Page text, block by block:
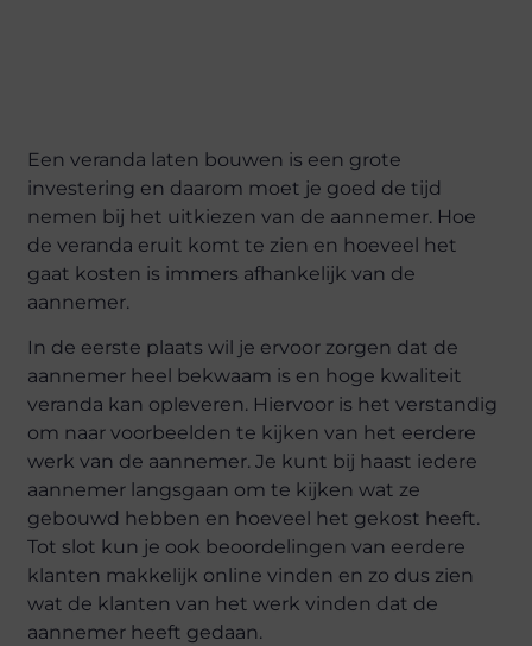
Een veranda laten bouwen is een grote
investering en daarom moet je goed de tijd
nemen bij het uitkiezen van de aannemer. Hoe
de veranda eruit komt te zien en hoeveel het
gaat kosten is immers afhankelijk van de
aannemer.
In de eerste plaats wil je ervoor zorgen dat de
aannemer heel bekwaam is en hoge kwaliteit
veranda kan opleveren. Hiervoor is het verstandig
om naar voorbeelden te kijken van het eerdere
werk van de aannemer. Je kunt bij haast iedere
aannemer langsgaan om te kijken wat ze
gebouwd hebben en hoeveel het gekost heeft.
Tot slot kun je ook beoordelingen van eerdere
klanten makkelijk online vinden en zo dus zien
wat de klanten van het werk vinden dat de
aannemer heeft gedaan.